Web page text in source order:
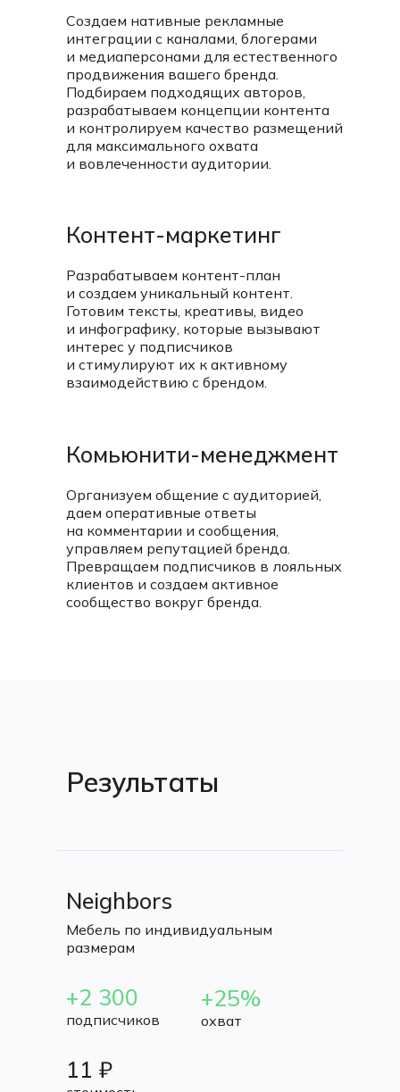
Контент-маркетинг
Разрабатываем контент-план
и создаем уникальный контент.
Готовим тексты, креативы, видео
и инфографику, которые вызывают
интерес у подписчиков
и стимулируют их к активному
взаимодействию с брендом.
Создаем нативные рекламные
интеграции с каналами, блогерами
и медиаперсонами для естественного
продвижения вашего бренда.
Подбираем подходящих авторов,
разрабатываем концепции контента
и контролируем качество размещений
для максимального охвата
и вовлеченности аудитории.
Организуем общение с аудиторией,
даем оперативные ответы
на комментарии и сообщения,
управляем репутацией бренда.
Превращаем подписчиков в лояльных
клиентов и создаем активное
сообщество вокруг бренда.
Комьюнити-менеджмент
Результаты
+2 300 +25%
11 ₽
Neighbors
Мебель по индивидуальным
размерам
подписчиков охват